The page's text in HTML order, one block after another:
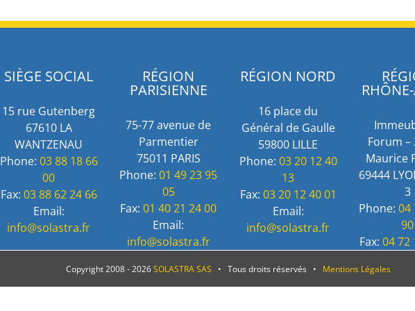
SIÈGE SOCIAL
15 rue Gutenberg
67610 LA
WANTZENAU
Phone: 03 88 18 66
00
Fax: 03 88 62 24 66
Email:
info@solastra.fr
RÉGION
PARISIENNE
75-77 avenue de
Parmentier
75011 PARIS
Phone:01 49 23 95
05
Fax:01 40 21 24 00
Email:
info@solastra.fr
RÉGION NORD
16 place du
Général de Gaulle
59800 LILLE
Phone: 03 20 12 40
13
Fax: 03 20 12 40 01
Email:
info@solastra.fr
Forum –
Maurice
69444
3
Phone: 04
90
Fax: 04 72
Copyright 2008 -2026SOLASTRA SAS • Tous droits réservés • Mentions Légales